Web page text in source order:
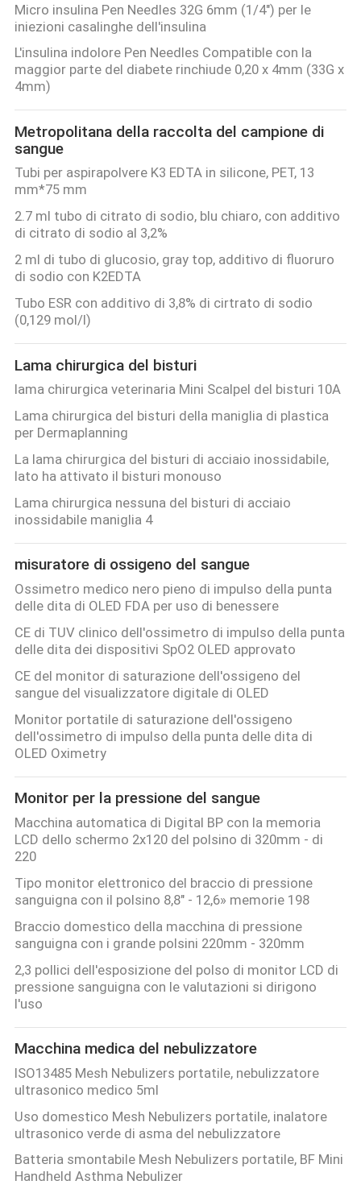
Micro insulina Pen Needles 32G 6mm (1/4") per le
iniezioni casalinghe dell'insulina
L'insulina indolore Pen Needles Compatible con la
maggior parte del diabete rinchiude 0,20 x 4mm (33G x
4mm)
Metropolitana della raccolta del campione di
sangue
Tubi per aspirapolvere K3 EDTA in silicone, PET, 13
mm*75 mm
2.7 ml tubo di citrato di sodio, blu chiaro, con additivo
di citrato di sodio al 3,2%
2 ml di tubo di glucosio, gray top, additivo di fluoruro
di sodio con K2EDTA
Tubo ESR con additivo di 3,8% di cirtrato di sodio
(0,129 mol/l)
Lama chirurgica del bisturi
lama chirurgica veterinaria Mini Scalpel del bisturi 10A
Lama chirurgica del bisturi della maniglia di plastica
per Dermaplanning
La lama chirurgica del bisturi di acciaio inossidabile,
lato ha attivato il bisturi monouso
Lama chirurgica nessuna del bisturi di acciaio
inossidabile maniglia 4
misuratore di ossigeno del sangue
Ossimetro medico nero pieno di impulso della punta
delle dita di OLED FDA per uso di benessere
CE di TUV clinico dell'ossimetro di impulso della punta
delle dita dei dispositivi SpO2 OLED approvato
CE del monitor di saturazione dell'ossigeno del
sangue del visualizzatore digitale di OLED
Monitor portatile di saturazione dell'ossigeno
dell'ossimetro di impulso della punta delle dita di
OLED Oximetry
Monitor per la pressione del sangue
Macchina automatica di Digital BP con la memoria
LCD dello schermo 2x120 del polsino di 320mm - di
220
Tipo monitor elettronico del braccio di pressione
sanguigna con il polsino 8,8" - 12,6» memorie 198
Braccio domestico della macchina di pressione
sanguigna con i grande polsini 220mm - 320mm
2,3 pollici dell'esposizione del polso di monitor LCD di
pressione sanguigna con le valutazioni si dirigono
l'uso
Macchina medica del nebulizzatore
ISO13485 Mesh Nebulizers portatile, nebulizzatore
ultrasonico medico 5ml
Uso domestico Mesh Nebulizers portatile, inalatore
ultrasonico verde di asma del nebulizzatore
Batteria smontabile Mesh Nebulizers portatile, BF Mini
Handheld Asthma Nebulizer